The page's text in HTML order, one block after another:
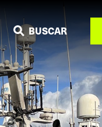
BUSCAR